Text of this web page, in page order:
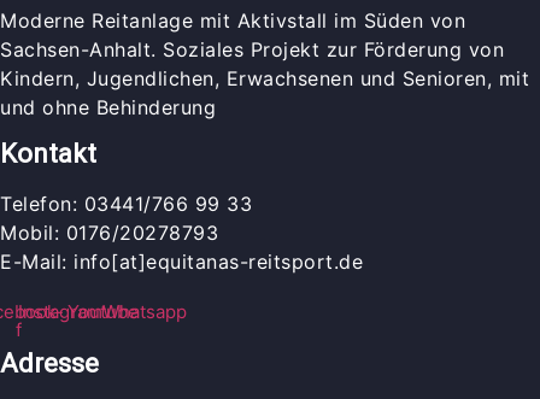
Moderne Reitanlage mit Aktivstall im Süden von
Sachsen-Anhalt. Soziales Projekt zur Förderung von
Kindern, Jugendlichen, Erwachsenen und Senioren, mit
und ohne Behinderung
Kontakt
Telefon: 03441/766 99 33
Mobil: 0176/20278793
E-Mail: info[at]equitanas-reitsport.de
f
InstagramYoutubeWhatsapp
Adresse